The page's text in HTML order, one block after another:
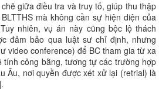
giữa điều tra và truy tố, giúp thu thập
mà không cần sự hiện diện của
nhiên, vụ án này cũng bộc lộ thách
đảm bảo qua luật sư chỉ định, nhưng
video conference) để BC tham gia từ xa
tính công bằng, tương tự các trường hợp
Âu, nơi quyền được xét xử lại (retrial) là